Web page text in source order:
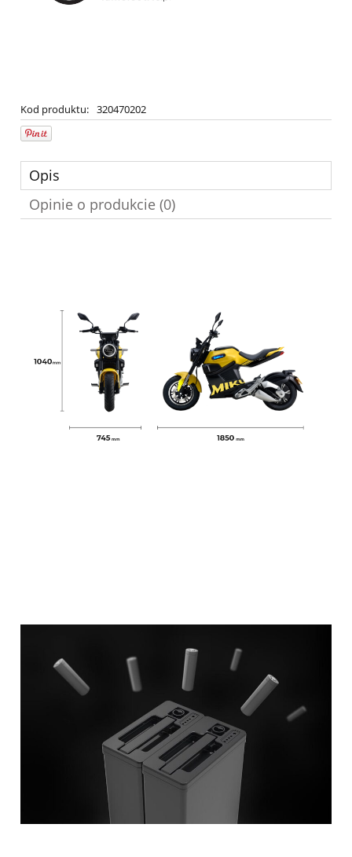
Kod produktu: 320470202
Opis
Opinie o produkcie (0)